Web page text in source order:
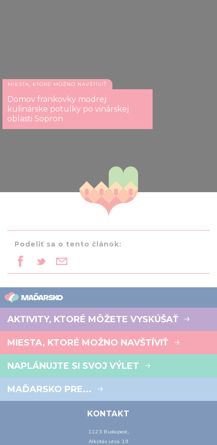
MIESTA, KTORÉ MOŽNO NAVŠTÍVIŤ
Domov frankovky modrej:
kulinárske potulky po vinárskej
oblasti Sopron
Podeliť sa o tento článok:
AKTIVITY, KTORÉ MÔŽETE VYSKÚŠAŤ
MIESTA, KTORÉ MOŽNO NAVŠTÍVIŤ
NAPLÁNUJTE SI SVOJ VÝLET
MAĎARSKO PRE...
KONTAKT
1123 Budapest,
Alkotás utca 19